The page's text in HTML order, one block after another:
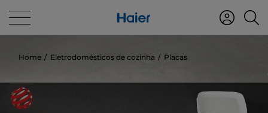
Home Eletrodomésticos de cozinha Placas